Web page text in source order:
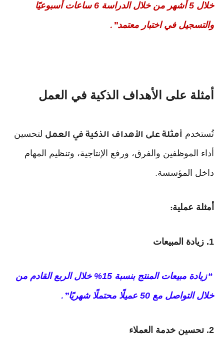
خلال 5 أشهر من خلال الدراسة 6 ساعات أسبوعيًا
والتسجيل في اختبار معتمد.”
أمثلة على الأهداف الذكية في العمل
تُستخدم أمثلة على الأهداف الذكية في العمل لتحسين
أداء الموظفين والفرق، ورفع الإنتاجية، وتنظيم المهام
داخل المؤسسة.
أمثلة عملية:
1. زيادة المبيعات
“
زيادة مبيعات المنتج بنسبة 15% خلال الربع القادم من
خلال التواصل مع 50 عميلًا محتملًا شهريًا
.”
2. تحسين خدمة العملاء